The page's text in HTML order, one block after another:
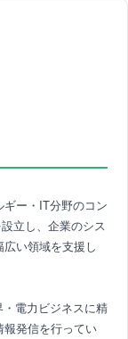
ー・IT分野のコン
立し、企業のシス
い領域を支援し
電力ビジネスに精
発信を行ってい